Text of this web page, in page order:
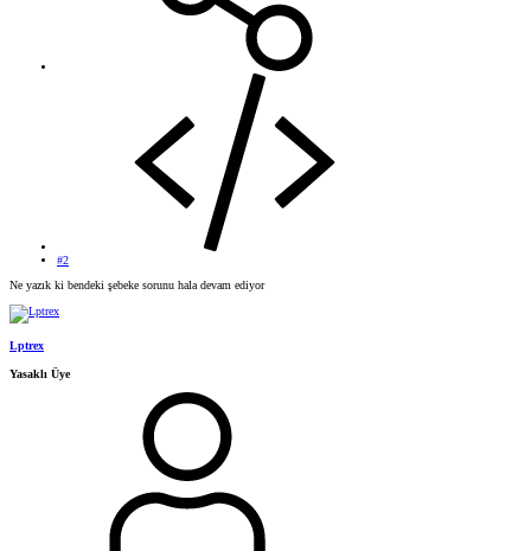
#2
Ne yazık ki bendeki şebeke sorunu hala devam ediyor
Lptrex
Yasaklı Üye